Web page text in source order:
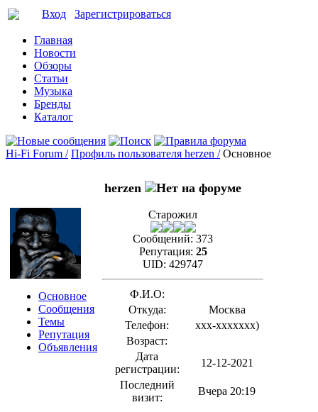
Вход Зарегистрироваться
Главная
Новости
Обзоры
Статьи
Музыка
Бренды
Каталог
Hi-Fi Forum / Профиль пользователя herzen / Основное
Основное
Сообщения
Темы
Репутация
Объявления
herzen
Старожил
Сообщений: 373
Репутация: 25
UID: 429747
Ф.И.О:
Откуда:
Москва
Телефон:
xxx-xxxxxxx)
Возраст:
Дата
регистрации:
12-12-2021
Последний
визит:
Вчера 20:19